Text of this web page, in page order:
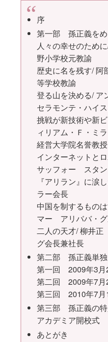
序
第一部 孫正義をめ
人々の幸せのため
野小学校元教諭
歴史に名を残す/
等学校教諭
登る山を決める/
セラモンテ・ハイ
挑戦が新技術や新
ィリアム・Ｆ・ミ
経営大学院名誉教授
インターネットと
サッフォー スタン
『アリラン』に涙
ラー会長
中国を制するもの
マー アリババ・グ
二人の天才/ 柳井
グ会長兼社長
第二部 孫正義単独
第一回 2009年3月
第二回 2009年7月
第三回 2010年7月
第三部 孫正義の
アカデミア開校式
あとがき